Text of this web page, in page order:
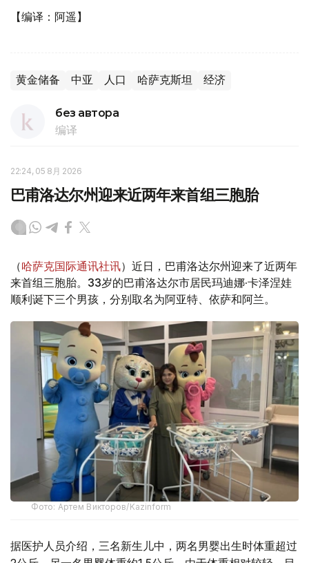
【编译：阿遥】
黄金储备 中亚 人口 哈萨克斯坦 经济
без автора
编译
22:24, 05 8月 2026
巴甫洛达尔州迎来近两年来首组三胞胎
（哈萨克国际通讯社讯）近日，巴甫洛达尔州迎来了近两年
来首组三胞胎。33岁的巴甫洛达尔市居民玛迪娜·卡泽涅娃
顺利诞下三个男孩，分别取名为阿亚特、依萨和阿兰。
Фото: Артем Викторов/Kazinform
据医护人员介绍，三名新生儿中，两名男婴出生时体重超过